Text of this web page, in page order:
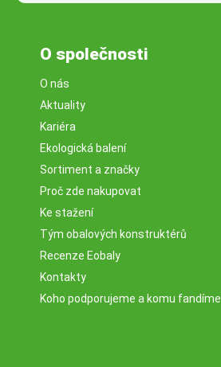
O společnosti
O nás
Aktuality
Kariéra
Ekologická balení
Sortiment a značky
Proč zde nakupovat
Ke stažení
Tým obalových konstruktérů
Recenze Eobaly
Kontakty
Koho podporujeme a komu fandíme